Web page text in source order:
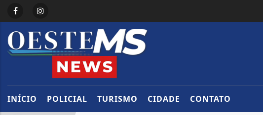
INÍCIO POLICIAL TURISMO CIDADE CONTATO